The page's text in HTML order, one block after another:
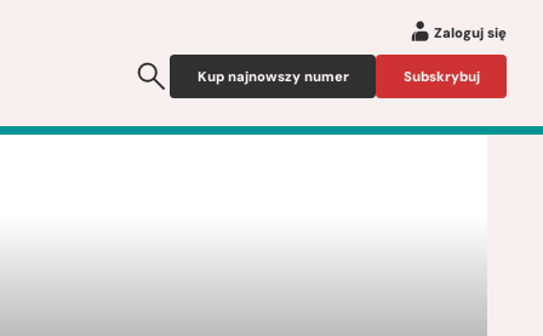
Zaloguj się
Kup najnowszy numer Subskrybuj